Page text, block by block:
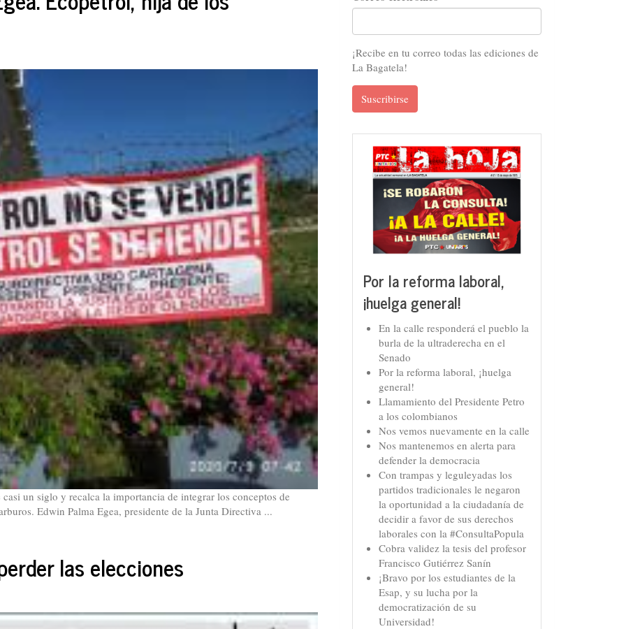
un siglo y recalca la importancia de integrar los conceptos de
Edwin Palma Egea, presidente de la Junta Directiva ...
las elecciones
¡Recibe en tu correo todas las ediciones de
La Bagatela!
Suscribirse
Por la reforma laboral,
¡huelga general!
En la calle responderá el pueblo la
burla de la ultraderecha en el
Senado
Por la reforma laboral, ¡huelga
general!
Llamamiento del Presidente Petro
a los colombianos
Nos vemos nuevamente en la calle
Nos mantenemos en alerta para
defender la democracia
Con trampas y leguleyadas los
partidos tradicionales le negaron
la oportunidad a la ciudadanía de
decidir a favor de sus derechos
laborales con la #ConsultaPopula
Cobra validez la tesis del profesor
Francisco Gutiérrez Sanín
¡Bravo por los estudiantes de la
Esap, y su lucha por la
democratización de su
Universidad!